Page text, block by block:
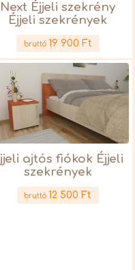
Next Éjjeli szekrény
Éjjeli szekrények
bruttó 19 900 Ft
ajtós fiókok Éjjeli
szekrények
bruttó 12 500 Ft